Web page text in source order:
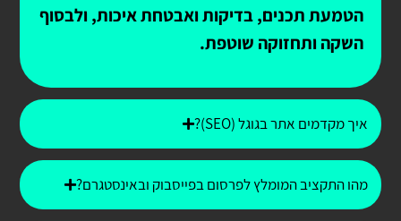
הטמעת תכנים, בדיקות ואבטחת איכות, ולבסוף
השקה ותחזוקה שוטפת.
איך מקדמים אתר בגוגל (SEO)?
מהו התקציב המומלץ לפרסום בפייסבוק ובאינסטגרם?